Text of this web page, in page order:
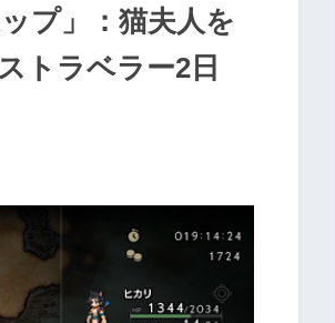
プ」：猫夫人を
トラベラー2日